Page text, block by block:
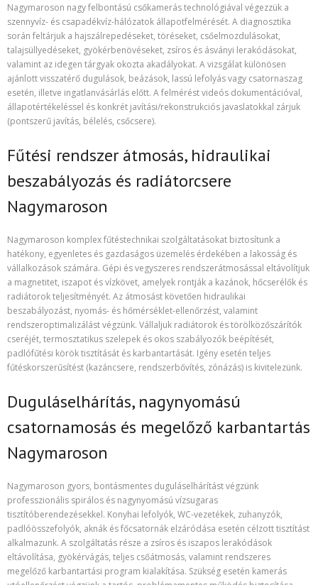
Nagymaroson nagy felbontású csőkamerás technológiával végezzük a
szennyvíz- és csapadékvíz-hálózatok állapotfelmérését. A diagnosztika
során feltárjuk a hajszálrepedéseket, töréseket, csőelmozdulásokat,
talajsüllyedéseket, gyökérbenövéseket, zsíros és ásványi lerakódásokat,
valamint az idegen tárgyak okozta akadályokat. A vizsgálat különösen
ajánlott visszatérő dugulások, beázások, lassú lefolyás vagy csatornaszag
esetén, illetve ingatlanvásárlás előtt. A felmérést videós dokumentációval,
állapotértékeléssel és konkrét javítási/rekonstrukciós javaslatokkal zárjuk
(pontszerű javítás, bélelés, csőcsere).
Fűtési rendszer átmosás, hidraulikai
beszabályozás és radiátorcsere
Nagymaroson
Nagymaroson komplex fűtéstechnikai szolgáltatásokat biztosítunk a
hatékony, egyenletes és gazdaságos üzemelés érdekében a lakosság és
vállalkozások számára. Gépi és vegyszeres rendszerátmosással eltávolítjuk
a magnetitet, iszapot és vízkövet, amelyek rontják a kazánok, hőcserélők és
radiátorok teljesítményét. Az átmosást követően hidraulikai
beszabályozást, nyomás- és hőmérséklet-ellenőrzést, valamint
rendszeroptimalizálást végzünk. Vállaljuk radiátorok és törölközőszárítók
cseréjét, termosztatikus szelepek és okos szabályozók beépítését,
padlófűtési körök tisztítását és karbantartását. Igény esetén teljes
fűtéskorszerűsítést (kazáncsere, rendszerbővítés, zónázás) is kivitelezünk.
Duguláselhárítás, nagynyomású
csatornamosás és megelőző karbantartás
Nagymaroson
Nagymaroson gyors, bontásmentes duguláselhárítást végzünk
professzionális spirálos és nagynyomású vízsugaras
tisztítóberendezésekkel. Konyhai lefolyók, WC-vezetékek, zuhanyzók,
padlóösszefolyók, aknák és főcsatornák elzáródása esetén célzott tisztítást
alkalmazunk. A szolgáltatás része a zsíros és iszapos lerakódások
eltávolítása, gyökérvágás, teljes csőátmosás, valamint rendszeres
megelőző karbantartási program kialakítása. Szükség esetén kamerás